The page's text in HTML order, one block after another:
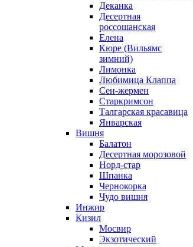
Деканка
Десертная
россошанская
Елена
Кюре (Вильямс
зимний)
Лимонка
Любимица Клаппа
Сен-жермен
Старкримсон
Талгарская красавица
Январская
Вишня
Балатон
Десертная морозовой
Норд-стар
Шпанка
Чернокорка
Чудо вишня
Инжир
Кизил
Мосвир
Экзотический